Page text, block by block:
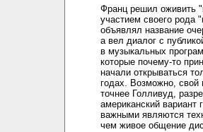
Франц решил оживить
участием своего рода
объявлял название
а вел диалог с
в музыкальных
которые почему-то
начали открываться
годах. Возможно, свой
точнее Голливуд,
американский вариант
важными являются
чем живое общение